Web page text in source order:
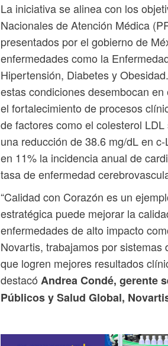
La iniciativa se alinea con los
Nacionales de Atención Médica
presentados por el gobierno de
enfermedades como la
Hipertensión, Diabetes y
estas condiciones desembocan
el fortalecimiento de procesos
de factores como el colesterol
una reducción de 38.6 mg/dL en
en 11% la incidencia anual de
tasa de enfermedad
“Calidad con Corazón es un
estratégica puede mejorar la
enfermedades de alto impacto
Novartis, trabajamos por sistemas
que logren mejores resultados
destacó Andrea Condé, gerente
Públicos y Salud Global,